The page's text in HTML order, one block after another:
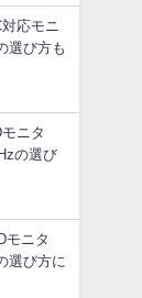
応モニ
選び方も
ニタ
の選び
モニタ
選び方に